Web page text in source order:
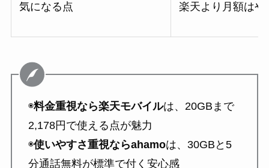
気になる点 楽天より月額はや
◉料金重視なら楽天モバイルは、20GBまで
2,178円で使える点が魅力
◉使いやすさ重視ならahamoは、30GBと5
分通話無料が標準で付く安心感